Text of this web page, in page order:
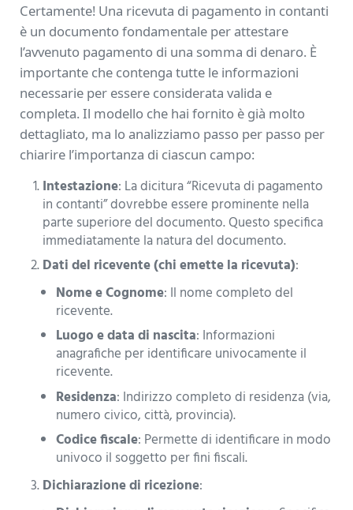
Certamente! Una ricevuta di pagamento in contanti
è un documento fondamentale per attestare
l’avvenuto pagamento di una somma di denaro. È
importante che contenga tutte le informazioni
necessarie per essere considerata valida e
completa. Il modello che hai fornito è già molto
dettagliato, ma lo analizziamo passo per passo per
chiarire l’importanza di ciascun campo:
Intestazione: La dicitura “Ricevuta di pagamento
in contanti” dovrebbe essere prominente nella
parte superiore del documento. Questo specifica
immediatamente la natura del documento.
Dati del ricevente (chi emette la ricevuta):
Nome e Cognome: Il nome completo del
ricevente.
Luogo e data di nascita: Informazioni
anagrafiche per identificare univocamente il
ricevente.
Residenza: Indirizzo completo di residenza (via,
numero civico, città, provincia).
Codice fiscale: Permette di identificare in modo
univoco il soggetto per fini fiscali.
Dichiarazione di ricezione: